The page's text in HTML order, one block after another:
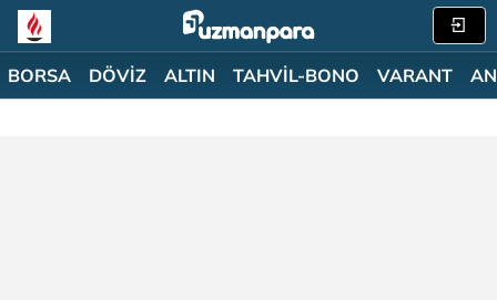
BORSA DÖVİZ ALTIN TAHVİL-BONO VARANT